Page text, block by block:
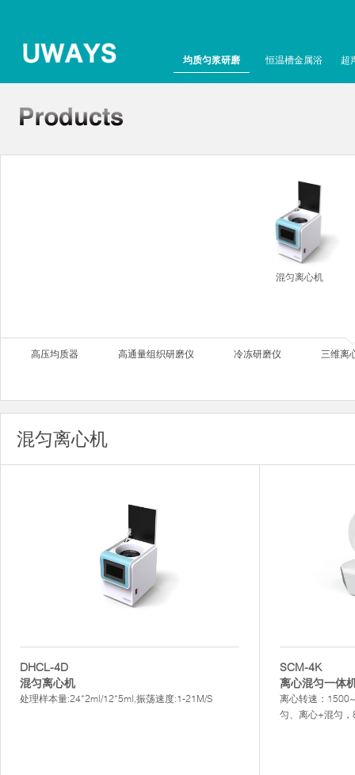
均质匀浆研磨 恒温槽金属浴 超
混匀离心机
高压均质器 高通量组织研磨仪 冷冻研磨仪 三维离
混匀离心机
DHCL-4D
混匀离心机
处理样本量:24*2ml/12*5ml,振荡速度:1-21M/S
SCM-4K
离心混匀一体
离心转速：
匀、离心+混匀